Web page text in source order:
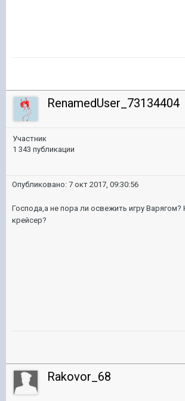
RenamedUser_73134404
Участник
1 343 публикации
Опубликовано: 7 окт 2017, 09:30:56
Господа,а не пора ли освежить игру
крейсер?
Rakovor_68